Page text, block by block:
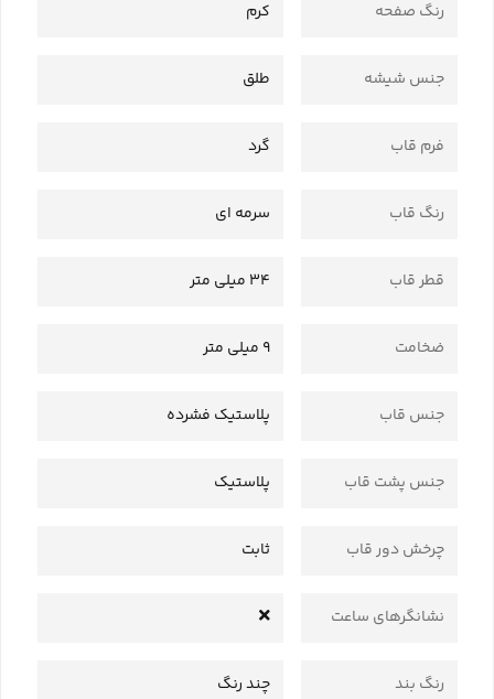
رنگ صفحه کرم
جنس شیشه طلق
فرم قاب گرد
رنگ قاب سرمه ای
قطر قاب 34 میلی متر
ضخامت 9 میلی متر
جنس قاب پلاستیک فشرده
جنس پشت قاب پلاستیک
چرخش دور قاب ثابت
نشانگرهای ساعت
رنگ بند چند رنگ